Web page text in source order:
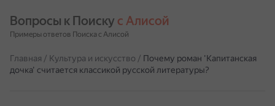
Вопросы к Поиску с Алисой
Примеры ответов Поиска с Алисой
Главная / Культура и искусство / Почему роман 'Капитанская
дочка' считается классикой русской литературы?